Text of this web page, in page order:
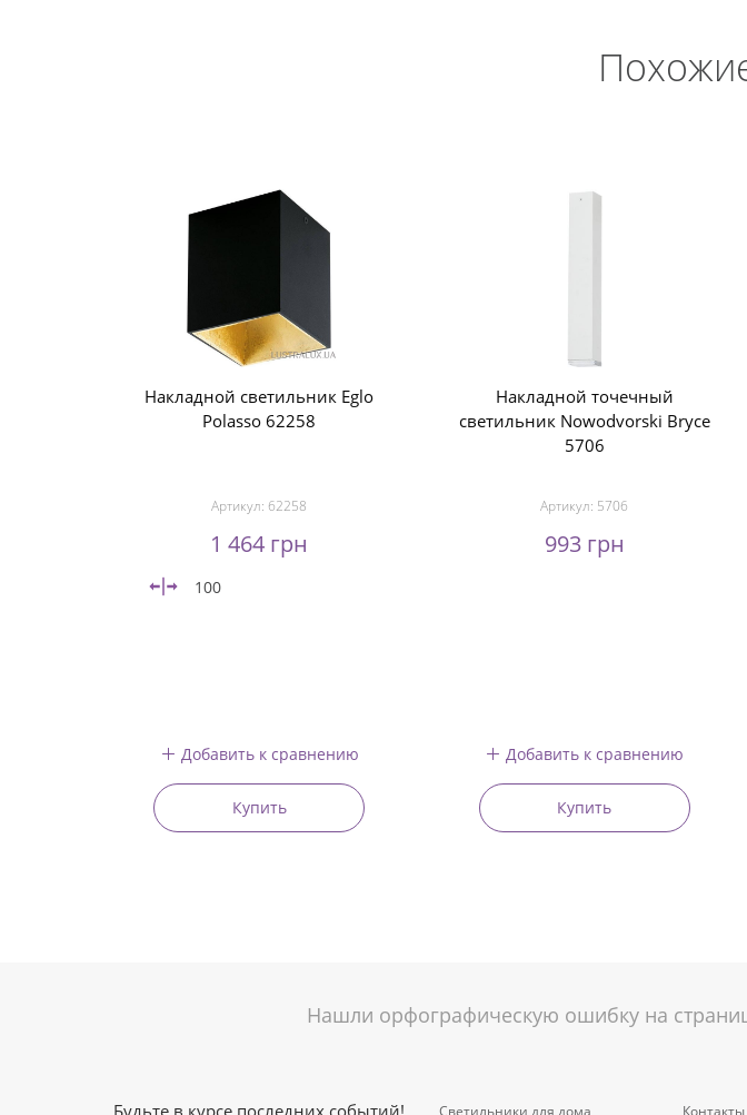
Накладной светильник Eglo
Polasso 62258
Артикул: 62258
1 464 грн
100
Добавить к сравнению
Купить
Накладной точечный
светильник Nowodvorski Bryce
5706
Артикул: 5706
993 грн
Добавить к сравнению
Купить
Нашли орфографическую ошибку на
Будьте в курсе последних событий! Светильники для дома Контакты